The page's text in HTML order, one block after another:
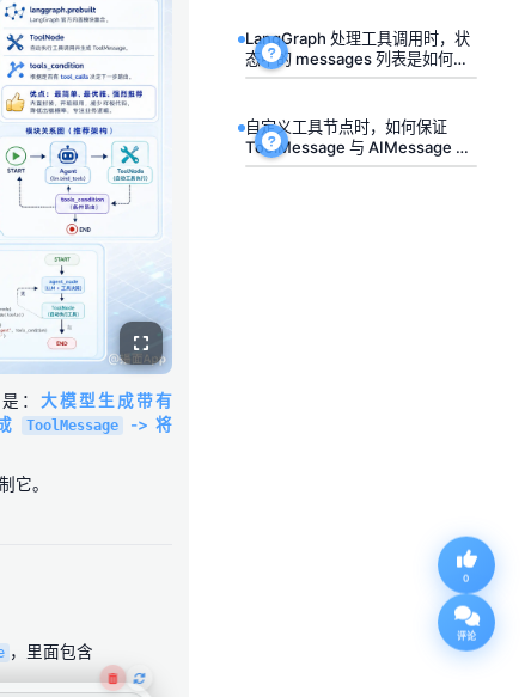
0
评论
：大模型生成带有
ToolMessage -> 将
它。
，里面包含
LangGraph 处理工具调用时，状
态中的 messages 列表是如何流
转的？
自定义工具节点时，如何保证
ToolMessage 与 AIMessage 的
tool_call_id 一致？